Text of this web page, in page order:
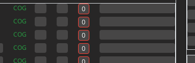
COG
COG
COG
COG
COG